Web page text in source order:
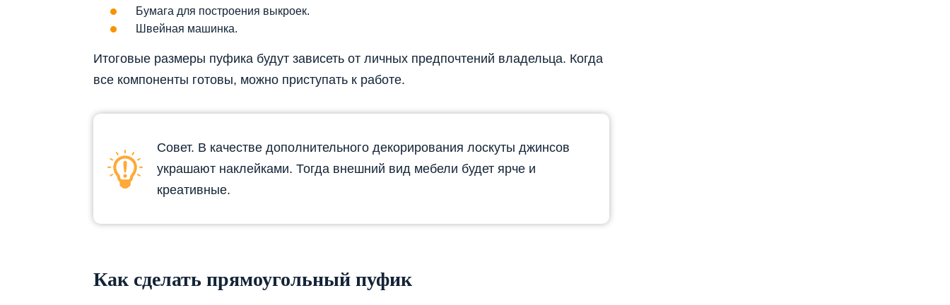
Бумага для построения выкроек.
Швейная машинка.
Итоговые размеры пуфика будут зависеть от личных предпочтений владельца. Когда
все компоненты готовы, можно приступать к работе.
Совет. В качестве дополнительного декорирования лоскуты джинсов
украшают наклейками. Тогда внешний вид мебели будет ярче и
креативные.
Как сделать прямоугольный пуфик